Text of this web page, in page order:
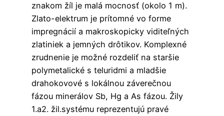
znakom žíl je malá mocnosť (okolo 1 m).
Zlato-elektrum je prítomné vo forme
impregnácií a makroskopicky viditeľných
zlatiniek a jemných drôtikov. Komplexné
zrudnenie je možné rozdeliť na staršie
polymetalické s teluridmi a mladšie
drahokovové s lokálnou záverečnou
fázou minerálov Sb, Hg a As fázou. Žily
1.a2. žil.systému reprezentujú pravé